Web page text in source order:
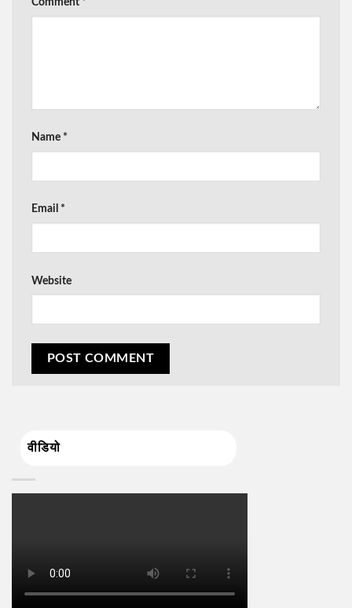
Name *
Email *
Website
वीडियो